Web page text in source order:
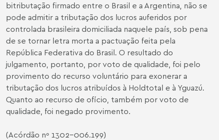
bitributação firmado entre o Brasil e a Argentina, não se
pode admitir a tributação dos lucros auferidos por
controlada brasileira domiciliada naquele país, sob pena
de se tornar letra morta a pactuação feita pela
República Federativa do Brasil. O resultado do
julgamento, portanto, por voto de qualidade, foi pelo
provimento do recurso voluntário para exonerar a
tributação dos lucros atribuídos à Holdtotal e à Yguazú.
Quanto ao recurso de ofício, também por voto de
qualidade, foi negado provimento.
(Acórdão nº 1302-006.199)